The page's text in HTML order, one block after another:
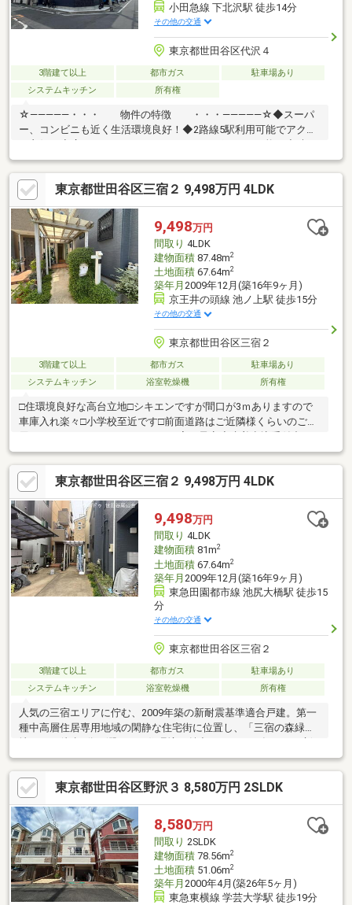
小田急線 下北沢駅 徒歩14分
その他の交通
東京都世田谷区代沢４
3階建て以上 都市ガス
駐車場あり
システムキッチン
所有権
☆―――――・・・ 物件の特徴 ・・・―――――☆◆スーパ
ー、コンビニも近く生活環境良好！◆2路線5駅利用可能でアクセ
の日は、スカイツリーと東京タワーが見れます！◆駐車スペース
やバイク置き場、駐輪場がございます！◆角地で開放感、陽当た
り良好！まずは、現地をご案内させていただきます！
☆―――――・・・ ―☆― ・・・―――――☆
東京都世田谷区三宿２ 9,498万円 4LDK
9,498万円
間取り 4LDK
建物面積87.48m2
土地面積67.64m2
築年月 2009年12月(築16年9ヶ月)
京王井の頭線 池ノ上駅 徒歩15分
その他の交通
東京都世田谷区三宿２
3階建て以上 都市ガス
駐車場あり
システムキッチン
浴室乾燥機 所有権
□住環境良好な高台立地□シキエンですが間口が3ｍありますので
車庫入れ楽々□小学校至近です□前面道路はご近隣様くらいのご利
Always By Your Side ～いつもあなたのそばに～株式会社マーベ
ラス 本店 TEL０３－５７９０－５４１１
東京都世田谷区三宿２ 9,498万円 4LDK
9,498万円
間取り 4LDK
建物面積81m2
土地面積67.64m2
築年月 2009年12月(築16年9ヶ月)
東急田園都市線 池尻大橋駅 徒歩15
分
その他の交通
東京都世田谷区三宿２
3階建て以上 都市ガス
駐車場あり
システムキッチン
浴室乾燥機 所有権
人気の三宿エリアに佇む、2009年築の新耐震基準適合戸建。第一
種中高層住居専用地域の閑静な住宅街に位置し、「三宿の森緑
規内装デザインリフォームを実施し、システムキッチンやユニッ
トバス、洗面化粧台、トイレなど水回り設備を一新。4LDKのゆと
りある間取りに加え、カースペース1台分を確保しています。池尻
大橋駅・池ノ上駅が利用可能なほか、渋谷駅へのバスアクセスも
良好。都心近接と落ち着いた住環境を両立した住まいです。
東京都世田谷区野沢３ 8,580万円 2SLDK
8,580万円
間取り 2SLDK
建物面積78.56m2
土地面積51.06m2
築年月 2000年4月(築26年5ヶ月)
東急東横線 学芸大学駅 徒歩19分